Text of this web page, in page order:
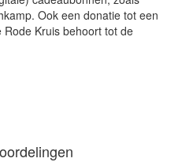
Ook een donatie tot een
Kruis behoort tot de